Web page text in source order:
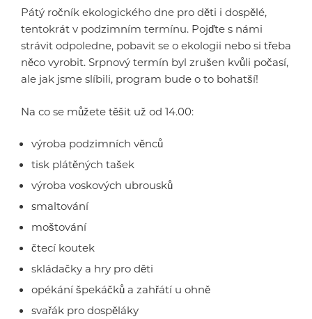
Pátý ročník ekologického dne pro děti i dospělé,
tentokrát v podzimním termínu. Pojďte s námi
strávit odpoledne, pobavit se o ekologii nebo si třeba
něco vyrobit. Srpnový termín byl zrušen kvůli počasí,
ale jak jsme slíbili, program bude o to bohatší!
Na co se můžete těšit už od 14.00:
výroba podzimních věnců
tisk plátěných tašek
výroba voskových ubrousků
smaltování
moštování
čtecí koutek
skládačky a hry pro děti
opékání špekáčků a zahřátí u ohně
svařák pro dospěláky